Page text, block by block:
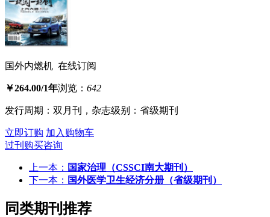
国外内燃机 在线订阅
￥264.00/1年浏览： 642
发行周期：双月刊，杂志级别：省级期刊
立即订购 加入购物车
过刊购买咨询
上一本： 国家治理 （CSSCI南大期刊）
下一本： 国外医学卫生经济分册 （省级期刊）
同类期刊推荐